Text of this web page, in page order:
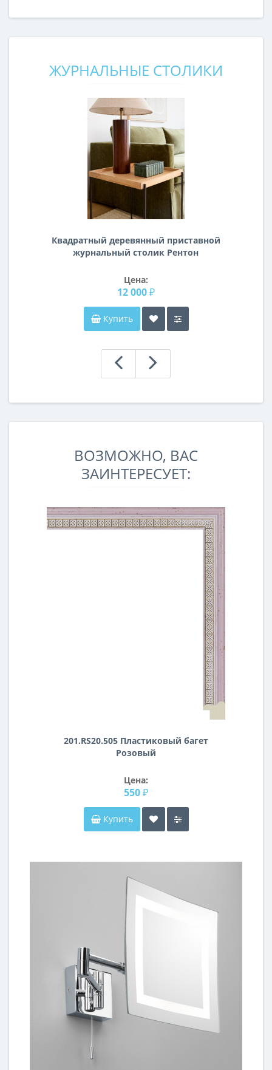
ЖУРНАЛЬНЫЕ СТОЛИКИ
Квадратный деревянный приставной
журнальный столик Рентон
Цена:
12 000 ₽
Купить
ВОЗМОЖНО, ВАС
ЗАИНТЕРЕСУЕТ:
201.RS20.505 Пластиковый багет
Розовый
Цена:
550 ₽
Купить